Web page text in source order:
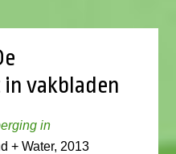
vakbladen
in
+ Water, 2013